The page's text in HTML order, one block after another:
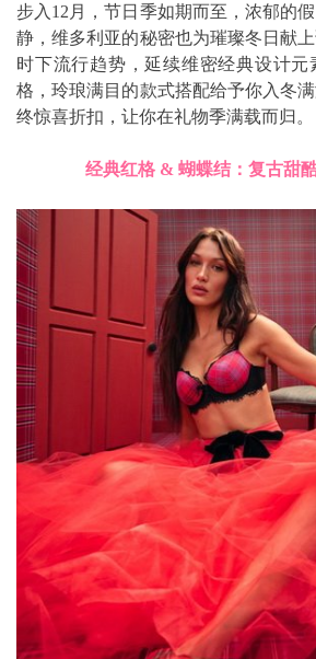
步入12月，节日季如期而至，浓郁的
静，维多利亚的秘密也为璀璨冬日献
时下流行趋势，延续维密经典设计
格，玲琅满目的款式搭配给予你入冬
终惊喜折扣，让你在礼物季满载而归。
经典红格 & 蝴蝶结：复古甜